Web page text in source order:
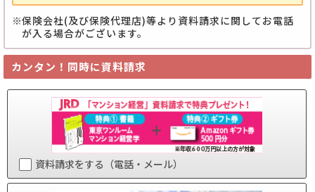
保険会社(及び保険代理店)等より資料請求に関してお電話
が入る場合がございます。
カンタン！同時に資料請求
資料請求をする（電話・メール）